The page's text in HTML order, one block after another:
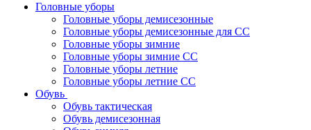
Головные уборы
Головные уборы демисезонные
Головные уборы демисезонные для СС
Головные уборы зимние
Головные уборы зимние СС
Головные уборы летние
Головные уборы летние СС
Обувь
Обувь тактическая
Обувь демисезонная